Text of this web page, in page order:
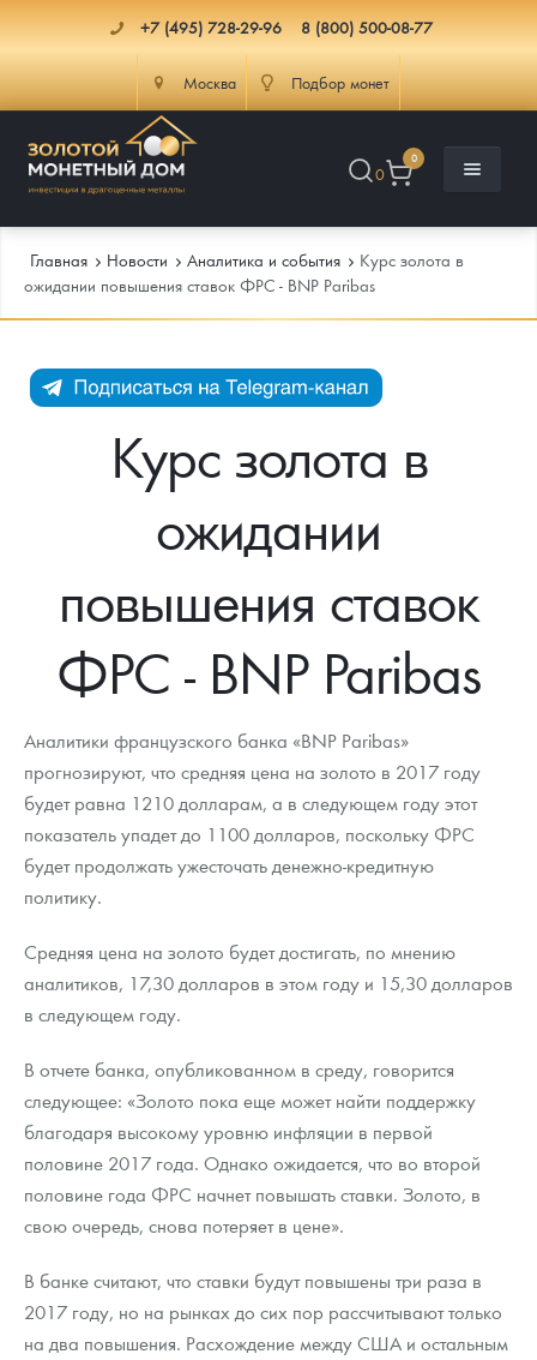
+7 (495) 728-29-96 8 (800) 500-08-77
Москва Подбор монет
0
0
Каталог Монет
Инвестиционные монеты
Памятные монеты России и СССР
Монеты Царской России
Монеты стран мира после 1950г
Георгий Победоносец
Золотой червонец Сеятель
Аксессуары
Гарри Поттер
Год Лошади
Жетоны "Необыкновенные обитатели глубин"
Ювелирные изделия
Русская нумизматика
Золотая карманная галерея
Наборы подарочных и коллекционных монет
Монеты и жетоны из недрагоценных металлов
Книги по нумизматике
Инфо
Как сделать заказ
Гарантии
Выкуп монет
Памятка для работы с монетами из драгметаллов
Условия возврата
Монеты
Политика использования Cookies
Положение по обработке и защите персональных данных
Информация
Распродажа монет и жетонов
Аналитика и события
Итоги 2025 года. Прогноз курсов золота, серебра, платины на
2026 год
Cтатьи
Котировки
Курс золота и серебра
Скупка слитков
Контакты
Наши преимущества
Пресс-служба
Главная Новости Аналитика и события
Курс золота в
ожидании повышения ставок ФРС - BNP Paribas
Курс золота в
ожидании
повышения ставок
ФРС - BNP Paribas
Аналитики французского банка «BNP Paribas»
прогнозируют, что средняя цена на золото в 2017 году
будет равна 1210 долларам, а в следующем году этот
показатель упадет до 1100 долларов, поскольку ФРС
будет продолжать ужесточать денежно-кредитную
политику.
Средняя цена на золото будет достигать, по мнению
аналитиков, 17,30 долларов в этом году и 15,30 долларов
в следующем году.
В отчете банка, опубликованном в среду, говорится
следующее: «Золото пока еще может найти поддержку
благодаря высокому уровню инфляции в первой
половине 2017 года. Однако ожидается, что во второй
половине года ФРС начнет повышать ставки. Золото, в
свою очередь, снова потеряет в цене».
В банке считают, что ставки будут повышены три раза в
2017 году, но на рынках до сих пор рассчитывают только
на два повышения. Расхождение между США и остальным